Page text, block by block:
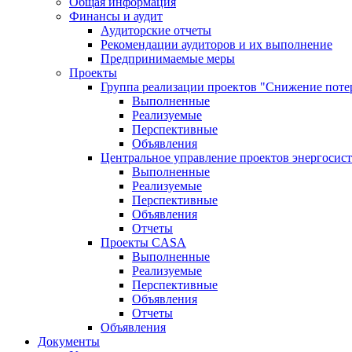
Финансы и аудит
Аудиторские отчеты
Рекомендации аудиторов и их выполнение
Предпринимаемые меры
Проекты
Группа реализации проектов "Снижение
Выполненные
Реализуемые
Перспективные
Объявления
Центральное управление проектов
Выполненные
Реализуемые
Перспективные
Объявления
Отчеты
Проекты CASA
Выполненные
Реализуемые
Перспективные
Объявления
Отчеты
Объявления
Документы